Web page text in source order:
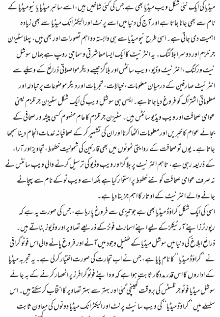
میڈیا کی ایک نئی شکل ویب میڈیا بھی ہے جس کی کئی شاخیں ہیں، اسے سائبر میڈیا یا نیو میڈیا کے
نام سے بھی جانا جاتا ہے اور آج کی دنیا میں اسے پرنٹ اور الیکٹرانک میڈیا سے بھی زیادہ
اہمیت دی جاتی ہے۔ اسی طرح نیو میڈیا سے ہی وابستہ دو اہم تصورات اور بھی ہیں، پہلا سٹیزن
جرنلزم اور دوسرا بلاگنگ۔ یہ انٹرنیٹ کا ایک ایسا معاشرتی و سماجی روپ ہے جہاں سوشل
نیٹ ورکنگ، انٹرنیٹ وڈیو، ویب سائٹس اور بلاگز جیسے دیگر مواصلاتی ذرائع کے وسیلے سے
انٹرنیٹ صارفین کے درمیان معلومات، خیالات، تجربات اور دیگر موضوعات پر تبادلہ اور
معلوماتی اشتراک کو فروغ دیا جاتا ہے۔ ایسی ہی سوشل ویب کی ایک شکل سٹیزن جرنلزم یعنی
عوامی صحافت اور ویب ویڈیو سائٹس ہیں۔ سٹیزن جرنلزم کا عام مفہوم کسی پیشہ ور صحافی کے
بجائے عوام کا خبریں اور معلومات اکٹھا کرنا اور ان کی تشہیر کر کے صحافیانہ خدمات انجام دینا سمجھا
جاتا ہے۔ یوں تو صحافت کے روایتی نمونوں میں بھی قارئین کی شمولیت خطوط، تجاویز اور آراء
کے ذریعہ رہی ہے، تاہم انٹرنیٹ پر بلاگز اور ویب وڈیو کی ترسیل کرنے والی ویب سائٹس نے
نہ صرف عوامی صحافت کو نئے خطوط پر استوار کیا ہے بلکہ اسے ویب ٹو کے نام سے پہچانے
جانے والے انٹرنیٹ کے اوتار کا اہم جز بنا دیا ہے۔
اسی کی ایک شکل کراؤڈ میڈیا بھی ہے جو تیزی سے فروغ پا رہا ہے، جس کی صورت یہ ہے کہ
رپورٹرز اپنے آرٹیکلز کے لیے اپنے اسمارٹ فونز کے ذریعے تصاویر اور وڈیوز بناتے ہیں۔
ذرائع ابلاغ کی دنیا میں سوشل میڈیا کے طفیل وجود میں آنے اور فروغ پانے والی اس فوٹو گرافی
نے ’’کراؤڈ میڈیا‘‘ کا نام پایا ہے، جس نے اب تجارت کی صورت اختیار کرلی ہے۔ یہ تجربہ میڈیا
کے اداروں کا اس قدر مددگار ثابت ہوا ہے کہ وہ اپنے فوٹوگرافرز پر انحصار کرنے کے بہ جائے
سوشل میڈیا فوٹو جرنلسٹس کی بروقت کھینچی گئی اور بہتر سے بہتر تصاویر کا انتخاب کرسکتے ہیں۔ اس
سلسلے میں ’’کراؤڈ میڈیا‘‘ کی ویب سائیٹ پرنٹ اور الیکٹرانک میڈیا دونوں کی معاون ثابت